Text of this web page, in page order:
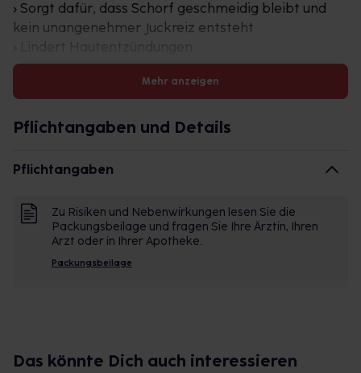
› Sorgt dafür, dass Schorf geschmeidig bleibt und
kein unangenehmer Juckreiz entsteht
Weitere Vorteile und Besonderheiten
› Frei von künstlichen Duft-, Farb- und
› Zieht gut ein und fettet nicht
Auch geeignet für
› Schwangere 1
› Stillende (nicht im Bereich der Brust anwenden) 1
› Säuglinge
angewendet werden.
Mehr anzeigen
Pflichtangaben und Details
Pflichtangaben
Zu Risiken und Nebenwirkungen lesen Sie die
Packungsbeilage und fragen Sie Ihre Ärztin, Ihren
Arzt oder in Ihrer Apotheke.
Packungsbeilage
Das könnte Dich auch interessieren